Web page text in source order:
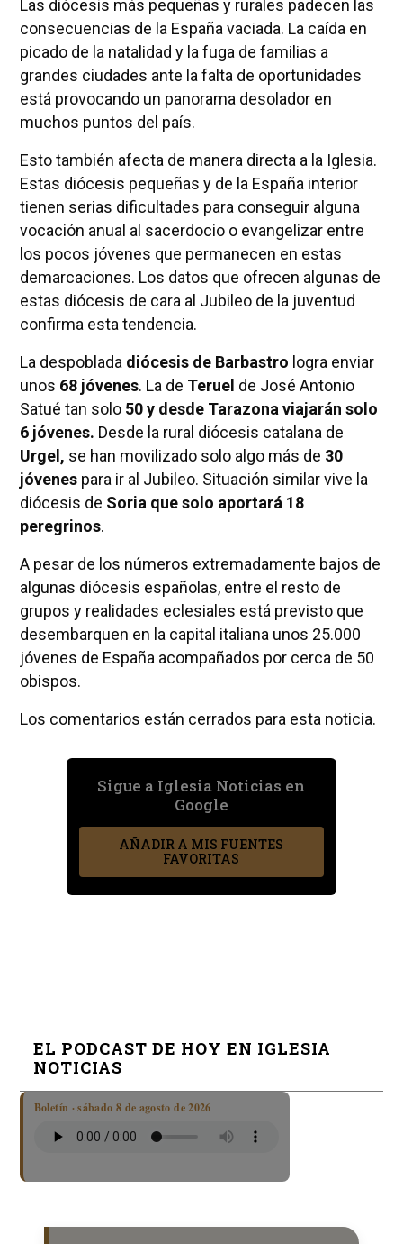
Las diócesis más pequeñas y rurales padecen las
consecuencias de la España vaciada. La caída en
picado de la natalidad y la fuga de familias a
grandes ciudades ante la falta de oportunidades
está provocando un panorama desolador en
muchos puntos del país.
Esto también afecta de manera directa a la Iglesia.
Estas diócesis pequeñas y de la España interior
tienen serias dificultades para conseguir alguna
vocación anual al sacerdocio o evangelizar entre
los pocos jóvenes que permanecen en estas
demarcaciones. Los datos que ofrecen algunas de
estas diócesis de cara al Jubileo de la juventud
confirma esta tendencia.
La despoblada diócesis de Barbastro logra enviar
unos 68 jóvenes. La de Teruel de José Antonio
Satué tan solo 50 y desde Tarazona viajarán solo
6 jóvenes. Desde la rural diócesis catalana de
Urgel, se han movilizado solo algo más de 30
jóvenespara ir al Jubileo. Situación similar vive la
diócesis de Soria que solo aportará 18
peregrinos.
A pesar de los números extremadamente bajos de
algunas diócesis españolas, entre el resto de
grupos y realidades eclesiales está previsto que
desembarquen en la capital italiana unos 25.000
jóvenes de España acompañados por cerca de 50
obispos.
Los comentarios están cerrados para esta noticia.
Sigue a Iglesia Noticias en
Google
AÑADIR A MIS FUENTES
FAVORITAS
EL PODCAST DE HOY EN IGLESIA
NOTICIAS
Boletín · sábado 8 de agosto de 2026